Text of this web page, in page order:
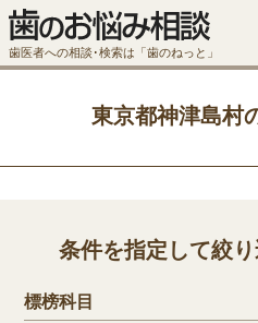
歯医者への相談･検索は「歯のねっと」
東京都神津島村
条件を指定して絞り
標榜科目